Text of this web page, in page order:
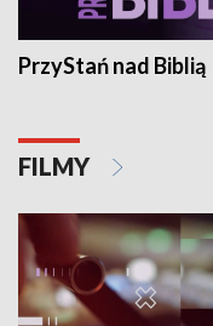
PrzyStań nad Biblią
FILMY